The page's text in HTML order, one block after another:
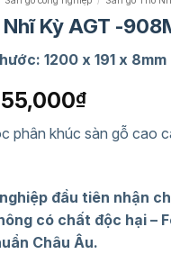
Kỳ AGT -
1200 x 191 x 8mm
₫Giá
hiện
tại
phân khúc sàn gỗ cao
đầu tiên nhận
có chất độc hại –
Châu Âu.